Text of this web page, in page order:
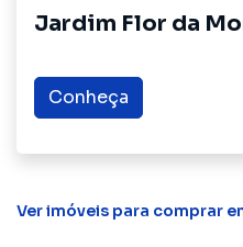
proprietários e inquilinos.
Jardim Flor da
Conheça
Ver imóveis para comprar